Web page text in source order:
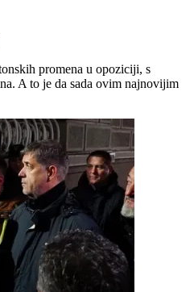
promena u opoziciji, s
A to je da sada ovim najnovijim